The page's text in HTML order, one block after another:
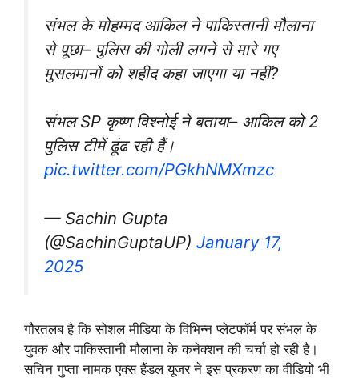
संभल के मोहम्मद आकिल ने पाकिस्तानी मौलाना
से पूछा– पुलिस की गोली लगने से मारे गए
मुसलमानों को शहीद कहा जाएगा या नहीं?
संभल SP कृष्ण विश्नोई ने बताया– आकिल को 2
पुलिस टीमें ढूंढ रही हैं।
pic.twitter.com/PGkhNMXmzc
— Sachin Gupta
(@SachinGuptaUP) January 17,
2025
गौरतलब है कि सोशल मीडिया के विभिन्न प्लेटफॉर्म पर संभल के
युवक और पाकिस्तानी मौलाना के कनेक्शन की चर्चा हो रही है।
सचिन गुप्ता नामक एक्स हैंडल यूजर ने इस प्रकरण का वीडियो भी